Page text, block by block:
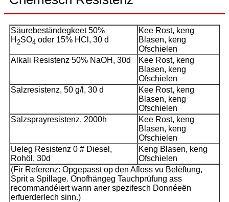
Säurebeständegkeet 50%
H 2SO4 oder 15% HCl, 30 d
Kee Rost, keng
Blasen, keng
Ofschielen
Alkali Resistenz 50% NaOH, 30d
Kee Rost, keng
Blasen, keng
Ofschielen
Salzresistenz, 50 g/l, 30 d
Kee Rost, keng
Blasen, keng
Ofschielen
Salzsprayresistenz, 2000h
Kee Rost, keng
Blasen, keng
Ofschielen
Ueleg Resistenz 0 # Diesel,
Rohöl, 30d
Keng Blasen, keng
Ofschielen
(Fir Referenz: Opgepasst op den Afloss vu Belëftung,
Sprit a Spillage. Onofhängeg Tauchprüfung ass
recommandéiert wann aner spezifesch Donnéeën
erfuerderlech sinn.)